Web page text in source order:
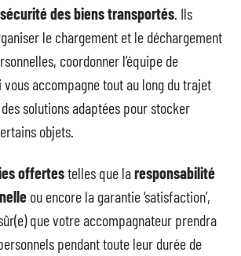
sécurité des biens transportés. Ils
le chargement et le déchargement
coordonner l’équipe de
accompagne tout au long du trajet
solutions adaptées pour stocker
objets.
offertestelles que laresponsabilité
ou encore la garantie ‘satisfaction’,
que votre accompagnateur prendra
pendant toute leur durée de